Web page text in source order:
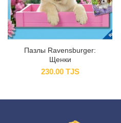
Пазлы Ravensburger:
Щенки
230.00 TJS